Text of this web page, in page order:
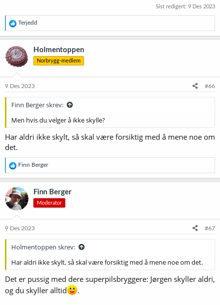
Sist redigert: 9 Des 2023
R
e
a
k
s
j
o
e
Terjedd
Holmentoppen
Norbrygg-medlem
9 Des 2023 #66
Finn Berger skrev:
Men hvis du velger å ikke skylle?
Har aldri ikke skylt, så skal være forsiktig med å mene noe om
det.
R
e
a
k
s
j
o
e
Finn Berger
Finn Berger
Moderator
9 Des 2023 #67
Holmentoppen skrev:
Har aldri ikke skylt, så skal være forsiktig med å mene noe om det.
Det er pussig med dere superpilsbryggere: Jørgen skyller aldri,
og du skyller alltid
.